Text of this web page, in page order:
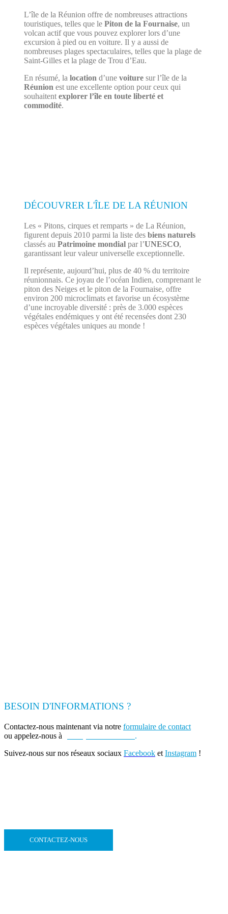
L’île de la Réunion offre de nombreuses attractions
touristiques, telles que le Piton de la Fournaise, un
volcan actif que vous pouvez explorer lors d’une
excursion à pied ou en voiture. Il y a aussi de
nombreuses plages spectaculaires, telles que la plage de
Saint-Gilles et la plage de Trou d’Eau.
En résumé, la location d’unevoituresur l’île de la
Réunion est une excellente option pour ceux qui
souhaitent explorer l’île en toute liberté et
commodité.
DÉCOUVRER L'ÎLE DE LA RÉUNION
Les « Pitons, cirques et remparts » de La Réunion,
figurent depuis 2010 parmi la liste des biens naturels
classés au Patrimoine mondialpar l’UNESCO,
garantissant leur valeur universelle exceptionnelle.
Il représente, aujourd’hui, plus de 40 % du territoire
réunionnais. Ce joyau de l’océan Indien, comprenant le
piton des Neiges et le piton de la Fournaise, offre
environ 200 microclimats et favorise un écosystème
d’une incroyable diversité : près de 3.000 espèces
végétales endémiques y ont été recensées dont 230
espèces végétales uniques au monde !
BESOIN D'INFORMATIONS ?
Contactez-nous maintenant via notre formulaire de contact
ou appelez-nous à
.
Suivez-nous sur nos réseaux sociaux Facebook et Instagram !
CONTACTEZ-NOUS